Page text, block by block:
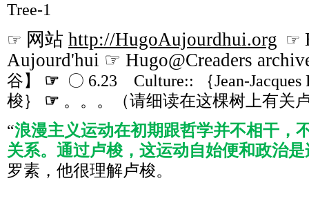
Tree-1
☞ 网站 http://HugoAujourdhui.org ☞
Aujourd'hui ☞ Hugo@Creaders
谷】 ☞ 〇 6.23 Culture:: ｛Jean-Jacques
梭｝
☞ 。。。（请细读在这棵树上有关
“浪漫主义运动在初期跟哲学并不相干，
关系。通过卢梭，这运动自始便和政治
罗素，他很理解卢梭。